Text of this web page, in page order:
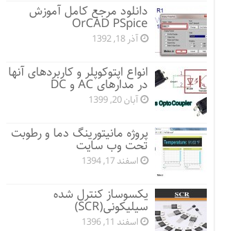
دانلود مرجع کامل آموزش
OrCAD PSpice
آذر 18, 1392
انواع اپتوکوپلر و کاربردهای آنها
در مدارهای AC و DC
آبان 20, 1399
پروژه مانيتورينگ دما و رطوبت
تحت وب سایت
اسفند 17, 1394
یکسوساز کنترل شده
سیلیکونی(SCR)
اسفند 11, 1396